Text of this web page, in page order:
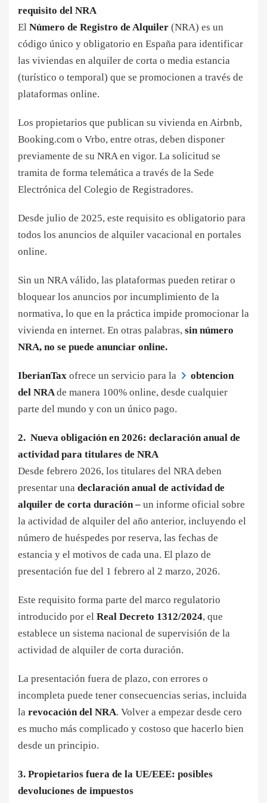
requisito del NRA
El Número de Registro de Alquiler (NRA) es un
código único y obligatorio en España para identificar
las viviendas en alquiler de corta o media estancia
(turístico o temporal) que se promocionen a través de
plataformas online.
Los propietarios que publican su vivienda en Airbnb,
Booking.com o Vrbo, entre otras, deben disponer
previamente de su NRA en vigor. La solicitud se
tramita de forma telemática a través de la Sede
Electrónica del Colegio de Registradores.
Desde julio de 2025, este requisito es obligatorio para
todos los anuncios de alquiler vacacional en portales
online.
Sin un NRA válido, las plataformas pueden retirar o
bloquear los anuncios por incumplimiento de la
normativa, lo que en la práctica impide promocionar la
vivienda en internet. En otras palabras, sin número
NRA, no se puede anunciar online.
IberianTax ofrece un servicio para la
obtencion
del NRA de manera 100% online, desde cualquier
parte del mundo y con un único pago.
2. Nueva obligación en 2026: declaración anual de
actividad para titulares de NRA
Desde febrero 2026, los titulares del NRA deben
presentar una declaración anual de actividad de
alquiler de corta duración – un informe oficial sobre
la actividad de alquiler del año anterior, incluyendo el
número de huéspedes por reserva, las fechas de
estancia y el motivos de cada una. El plazo de
presentación fue del 1 febrero al 2 marzo, 2026.
Este requisito forma parte del marco regulatorio
introducido por el Real Decreto 1312/2024, que
establece un sistema nacional de supervisión de la
actividad de alquiler de corta duración.
La presentación fuera de plazo, con errores o
incompleta puede tener consecuencias serias, incluida
la revocación del NRA. Volver a empezar desde cero
es mucho más complicado y costoso que hacerlo bien
desde un principio.
3. Propietarios fuera de la UE/EEE: posibles
devoluciones de impuestos